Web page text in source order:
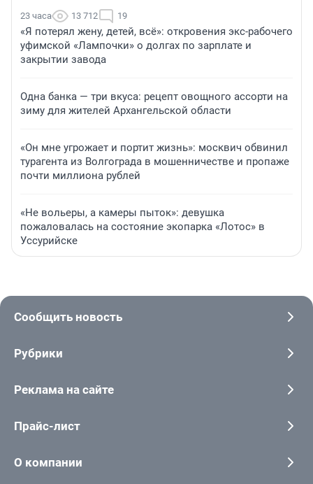
23 часа 13 712 19
«Я потерял жену, детей, всё»: откровения экс-рабочего
уфимской «Лампочки» о долгах по зарплате и
закрытии завода
Одна банка — три вкуса: рецепт овощного ассорти на
зиму для жителей Архангельской области
«Он мне угрожает и портит жизнь»: москвич обвинил
турагента из Волгограда в мошенничестве и пропаже
почти миллиона рублей
«Не вольеры, а камеры пыток»: девушка
пожаловалась на состояние экопарка «Лотос» в
Уссурийске
Сообщить новость
Рубрики
Реклама на сайте
Прайс-лист
О компании